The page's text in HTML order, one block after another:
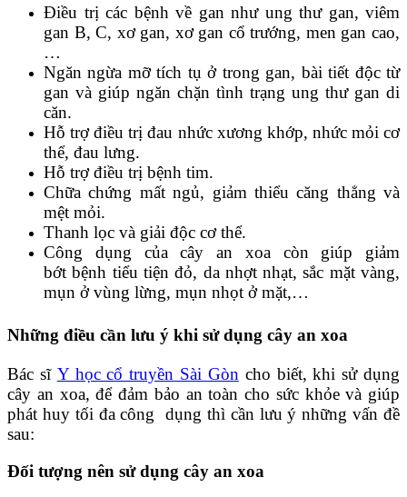
Điều trị các bệnh về gan như ung thư gan, viêm
gan B, C, xơ gan, xơ gan cổ trướng, men gan cao,
…
Ngăn ngừa mỡ tích tụ ở trong gan, bài tiết độc từ
gan và giúp ngăn chặn tình trạng ung thư gan di
căn.
Hỗ trợ điều trị đau nhức xương khớp, nhức mỏi cơ
thể, đau lưng.
Hỗ trợ điều trị bệnh tim.
Chữa chứng mất ngủ, giảm thiểu căng thẳng và
mệt mỏi.
Thanh lọc và giải độc cơ thể.
Công dụng của cây an xoa còn giúp giảm
bớt bệnh tiểu tiện đỏ, da nhợt nhạt, sắc mặt vàng,
mụn ở vùng lừng, mụn nhọt ở mặt,…
Những điều cần lưu ý khi sử dụng cây an xoa
Bác sĩ Y học cổ truyền Sài Gòn cho biết, khi sử dụng
cây an xoa, để đảm bảo an toàn cho sức khỏe và giúp
phát huy tối đa công dụng thì cần lưu ý những vấn đề
sau:
Đối tượng nên sử dụng cây an xoa